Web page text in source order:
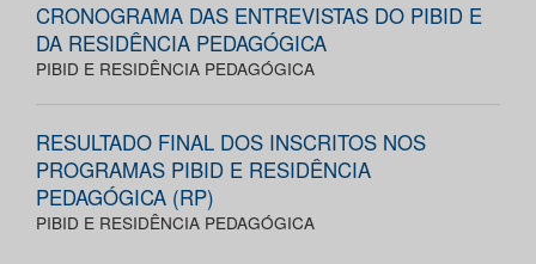
CRONOGRAMA DAS ENTREVISTAS DO PIBID E
DA RESIDÊNCIA PEDAGÓGICA
PIBID E RESIDÊNCIA PEDAGÓGICA
RESULTADO FINAL DOS INSCRITOS NOS
PROGRAMAS PIBID E RESIDÊNCIA
PEDAGÓGICA (RP)
PIBID E RESIDÊNCIA PEDAGÓGICA